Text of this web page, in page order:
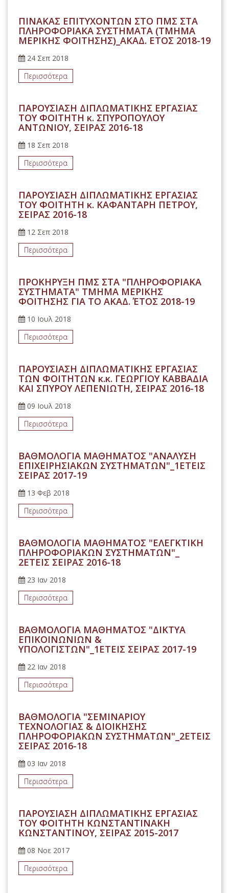
ΠΙΝΑΚΑΣ ΕΠΙΤΥΧΟΝΤΩΝ ΣΤΟ ΠΜΣ ΣΤΑ
ΠΛΗΡΟΦΟΡΙΑΚΑ ΣΥΣΤΗΜΑΤΑ (ΤΜΗΜΑ
ΜΕΡΙΚΗΣ ΦΟΙΤΗΣΗΣ)_ΑΚΑΔ. ΕΤΟΣ 2018-19
24 Σεπ 2018
Περισσότερα
ΠΑΡΟΥΣΙΑΣΗ ΔΙΠΛΩΜΑΤΙΚΗΣ ΕΡΓΑΣΙΑΣ
ΤΟΥ ΦΟΙΤΗΤΗ κ. ΣΠΥΡΟΠΟΥΛΟΥ
ΑΝΤΩΝΙΟΥ, ΣΕΙΡΑΣ 2016-18
18 Σεπ 2018
Περισσότερα
ΠΑΡΟΥΣΙΑΣΗ ΔΙΠΛΩΜΑΤΙΚΗΣ ΕΡΓΑΣΙΑΣ
ΤΟΥ ΦΟΙΤΗΤΗ κ. ΚΑΦΑΝΤΑΡΗ ΠΕΤΡΟΥ,
ΣΕΙΡΑΣ 2016-18
12 Σεπ 2018
Περισσότερα
ΠΡΟΚΗΡΥΞΗ ΠΜΣ ΣΤΑ "ΠΛΗΡΟΦΟΡΙΑΚΑ
ΣΥΣΤΗΜΑΤΑ" ΤΜΗΜΑ ΜΕΡΙΚΗΣ
ΦΟΙΤΗΣΗΣ ΓΙΑ ΤΟ ΑΚΑΔ. ΈΤΟΣ 2018-19
10 Ιουλ 2018
Περισσότερα
ΠΑΡΟΥΣΙΑΣΗ ΔΙΠΛΩΜΑΤΙΚΗΣ ΕΡΓΑΣΙΑΣ
ΤΩΝ ΦΟΙΤΗΤΩΝ κ.κ. ΓΕΩΡΓΙΟΥ ΚΑΒΒΑΔΙΑ
ΚΑΙ ΣΠΥΡΟΥ ΛΕΠΕΝΙΩΤΗ, ΣΕΙΡΑΣ 2016-18
09 Ιουλ 2018
Περισσότερα
ΒΑΘΜΟΛΟΓΙΑ ΜΑΘΗΜΑΤΟΣ "ΑΝΑΛΥΣΗ
ΕΠΙΧΕΙΡΗΣΙΑΚΩΝ ΣΥΣΤΗΜΑΤΩΝ"_1ΕΤΕΙΣ
ΣΕΙΡΑΣ 2017-19
13 Φεβ 2018
Περισσότερα
ΒΑΘΜΟΛΟΓΙΑ ΜΑΘΗΜΑΤΟΣ "ΕΛΕΓΚΤΙΚΗ
ΠΛΗΡΟΦΟΡΙΑΚΩΝ ΣΥΣΤΗΜΑΤΩΝ"_
2ΕΤΕΙΣ ΣΕΙΡΑΣ 2016-18
23 Ιαν 2018
Περισσότερα
ΒΑΘΜΟΛΟΓΙΑ ΜΑΘΗΜΑΤΟΣ "ΔΙΚΤΥΑ
ΕΠΙΚΟΙΝΩΝΙΩΝ &
ΥΠΟΛΟΓΙΣΤΩΝ"_1ΕΤΕΙΣ ΣΕΙΡΑΣ 2017-19
22 Ιαν 2018
Περισσότερα
ΒΑΘΜΟΛΟΓΙΑ "ΣΕΜΙΝΑΡΙΟΥ
ΤΕΧΝΟΛΟΓΙΑΣ & ΔΙΟΙΚΗΣΗΣ
ΠΛΗΡΟΦΟΡΙΑΚΩΝ ΣΥΣΤΗΜΑΤΩΝ"_2ΕΤΕΙΣ
ΣΕΙΡΑΣ 2016-18
03 Ιαν 2018
Περισσότερα
ΠΑΡΟΥΣΙΑΣΗ ΔΙΠΛΩΜΑΤΙΚΗΣ ΕΡΓΑΣΙΑΣ
ΤΟΥ ΦΟΙΤΗΤΗ ΚΩΝΣΤΑΝΤΙΝΑΚΗ
ΚΩΝΣΤΑΝΤΙΝΟΥ, ΣΕΙΡΑΣ 2015-2017
08 Νοε 2017
Περισσότερα